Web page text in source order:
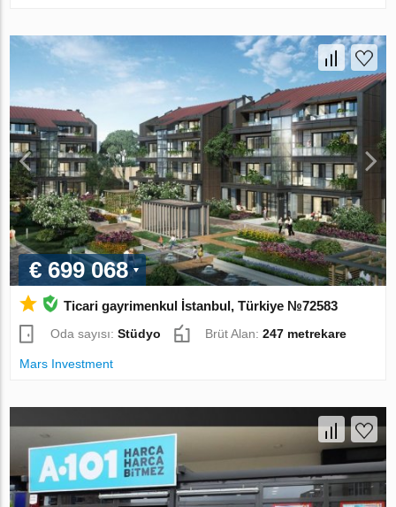
€ 699 068
Ticari gayrimenkul İstanbul, Türkiye №72583
Oda sayısı:Stüdyo Brüt Alan:247 metrekare
Mars Investment